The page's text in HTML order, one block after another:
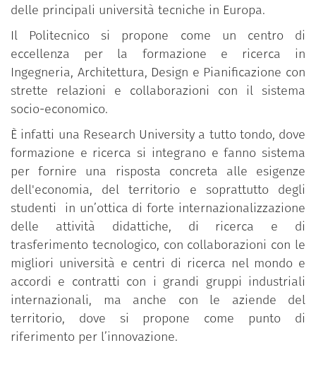
delle principali università tecniche in Europa.
Il Politecnico si propone come un centro di
eccellenza per la formazione e ricerca in
Ingegneria, Architettura, Design e Pianificazione con
strette relazioni e collaborazioni con il sistema
socio-economico.
È infatti una Research University a tutto tondo, dove
formazione e ricerca si integrano e fanno sistema
per fornire una risposta concreta alle esigenze
dell'economia, del territorio e soprattutto degli
studenti in un’ottica di forte internazionalizzazione
delle attività didattiche, di ricerca e di
trasferimento tecnologico, con collaborazioni con le
migliori università e centri di ricerca nel mondo e
accordi e contratti con i grandi gruppi industriali
internazionali, ma anche con le aziende del
territorio, dove si propone come punto di
riferimento per l’innovazione.